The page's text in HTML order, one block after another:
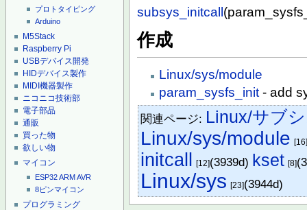
プロトタイピング
Arduino
M5Stack
Raspberry Pi
USBデバイス開発
HIDデバイス製作
MIDI機器製作
ニコニコ技術部
電子部品
通販
買った物
欲しい物
マイコン
ESP32ARMAVR
8ピンマイコン
プログラミング
subsys_initcall
作成
Linux/sys/module
param_sysfs_init - add
関連ページ: Linux/サブ
Linux/sys/module
initcall [12](3939d) kset [8]
Linux/sys [23](3944d)